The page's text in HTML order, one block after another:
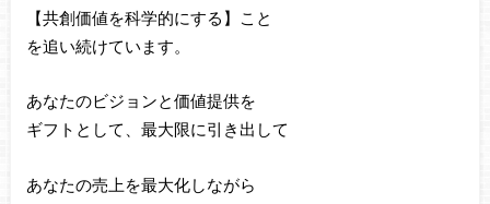
【共創価値を科学的にする】こと
を追い続けています。
あなたのビジョンと価値提供を
ギフトとして、最大限に引き出して
あなたの売上を最大化しながら